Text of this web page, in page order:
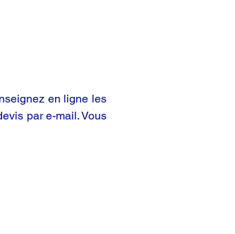
en ligne les
par e-mail. Vous